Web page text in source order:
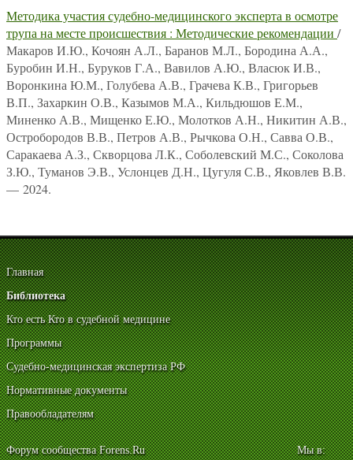
Методика участия судебно-медицинского эксперта в осмотре
трупа на месте происшествия : Методические рекомендации /
Макаров И.Ю., Кочоян А.Л., Баранов М.Л., Бородина А.А.,
Буробин И.Н., Буруков Г.А., Вавилов А.Ю., Власюк И.В.,
Воронкина Ю.М., Голубева А.В., Грачева К.В., Григорьев
В.П., Захаркин О.В., Казымов М.А., Кильдюшов Е.М.,
Миненко А.В., Мищенко Е.Ю., Молотков А.Н., Никитин А.В.,
Остробородов В.В., Петров А.В., Рычкова О.Н., Савва О.В.,
Саракаева А.З., Скворцова Л.К., Соболевский М.С., Соколова
З.Ю., Туманов Э.В., Услонцев Д.Н., Цугуля С.В., Яковлев В.В.
— 2024.
Главная
Библиотека
Кто есть Кто в судебной медицине
Программы
Судебно-медицинская экспертиза РФ
Нормативные документы
Правообладателям
Форум сообщества Forens.Ru Мы в: